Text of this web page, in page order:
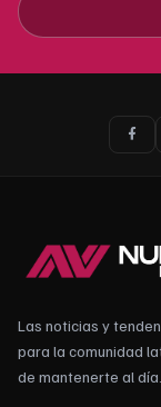
Las noticias y
para la comunidad
de mantenerte al día.